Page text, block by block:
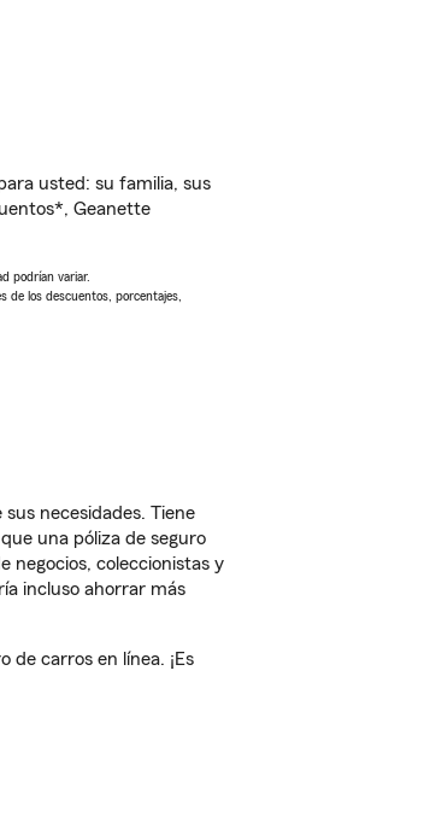
usted: su familia, sus
Geanette
podrían variar.
de los descuentos, porcentajes,
necesidades. Tiene
una póliza de seguro
negocios, coleccionistas y
incluso ahorrar más
carros en línea. ¡Es